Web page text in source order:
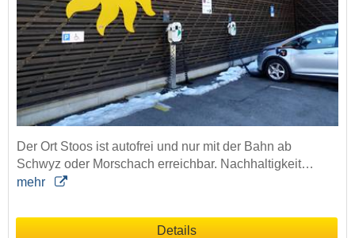
Der Ort Stoos ist autofrei und nur mit der Bahn ab
Schwyz oder Morschach erreichbar. Nachhaltigkeit…
mehr
Details